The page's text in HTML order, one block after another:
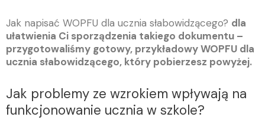
Jak napisać WOPFU dla ucznia słabowidzącego? dla
ułatwienia Ci sporządzenia takiego dokumentu –
przygotowaliśmy gotowy, przykładowy WOPFU dla
ucznia słabowidzącego, który pobierzesz powyżej.
Jak problemy ze wzrokiem wpływają na
funkcjonowanie ucznia w szkole?